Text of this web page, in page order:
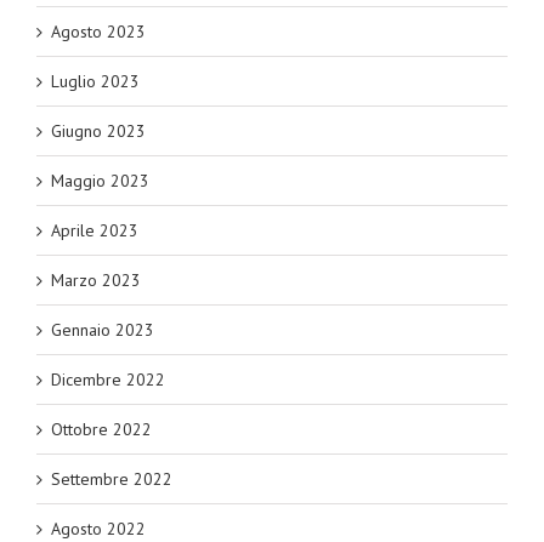
Agosto 2023
Luglio 2023
Giugno 2023
Maggio 2023
Aprile 2023
Marzo 2023
Gennaio 2023
Dicembre 2022
Ottobre 2022
Settembre 2022
Agosto 2022